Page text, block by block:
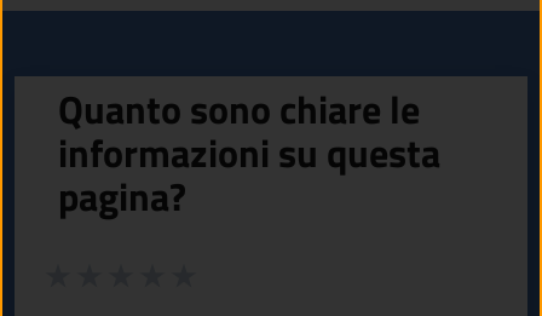
Quanto sono chiare le
informazioni su questa
pagina?